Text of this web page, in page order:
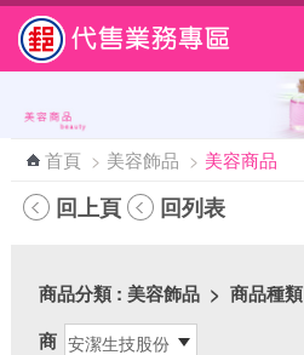
跳到主要內容區塊
首頁 > 美容飾品 > 美容商品
回上頁 回列表
商品分類: 美容飾品 > 商品種類
商